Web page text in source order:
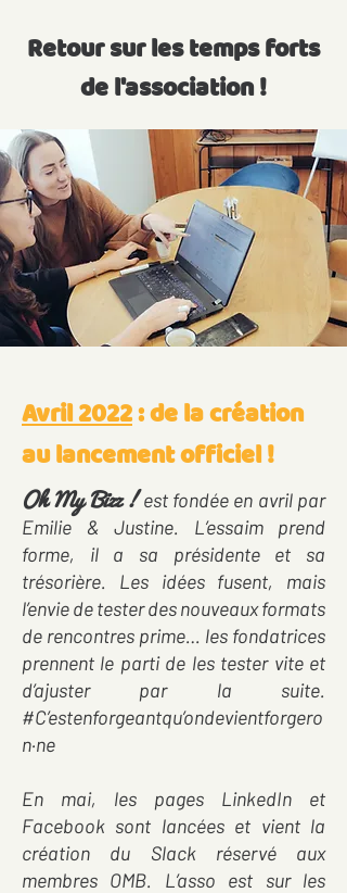
Retour sur les temps forts
de l'association !
Avril 2022: de la création
au lancement officiel !
Oh My Bizz !est fondée en avril par
Emilie & Justine. L’essaim prend
forme, il a sa présidente et sa
trésorière. Les idées fusent, mais
l’envie de tester des nouveaux formats
de rencontres prime… les fondatrices
prennent le parti de les tester vite et
d’ajuster par la suite.
#C’estenforgeantqu’ondevientforgero
n·ne
En mai, les pages LinkedIn et
Facebook sont lancées et vient la
création du Slack réservé aux
membres OMB. L’asso est sur les